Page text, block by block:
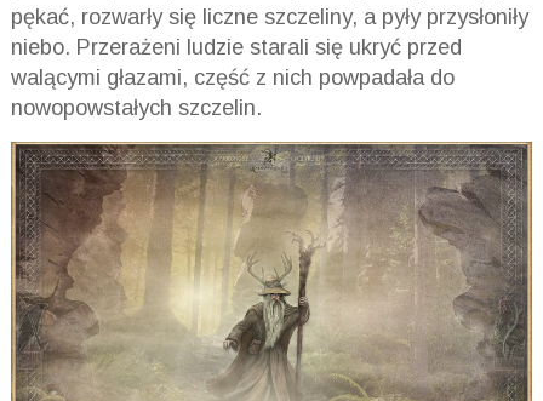
pękać, rozwarły się liczne szczeliny, a pyły przysłoniły
niebo. Przerażeni ludzie starali się ukryć przed
walącymi głazami, część z nich powpadała do
nowopowstałych szczelin.